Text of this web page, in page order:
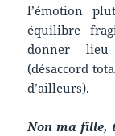
l’émotion
équilibre
donner
(désaccord
d’ailleurs).
Non ma fille,